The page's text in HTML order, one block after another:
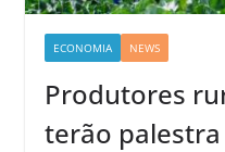
ECONOMIA NEWS
Produtores
terão